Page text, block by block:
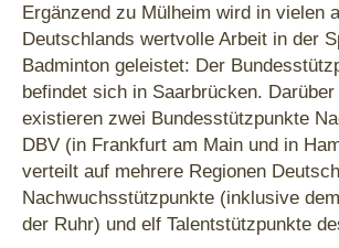
Ergänzend zu Mülheim wird in vielen
Deutschlands wertvolle Arbeit in der
Badminton geleistet: Der
befindet sich in Saarbrücken. Darüber
existieren zwei Bundesstützpunkte
DBV (in Frankfurt am Main und in
verteilt auf mehrere Regionen
Nachwuchsstützpunkte (inklusive
der Ruhr) und elf Talentstützpunkte